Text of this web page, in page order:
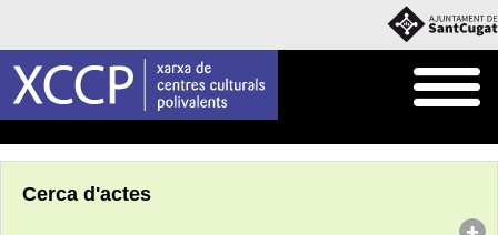
Cerca d'actes